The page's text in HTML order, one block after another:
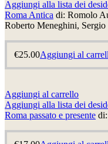
Aggiungi alla lista dei
Roma Antica di: Romolo
Roberto Meneghini,
€25.00Aggiungi al
Aggiungi al carrello
Aggiungi alla lista dei
Roma passato e presente